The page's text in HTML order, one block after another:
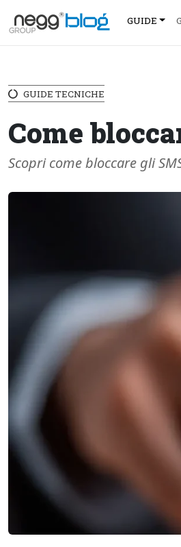
GUIDE
GUIDE TECNICHE
Come
Scopri come bloccare gli